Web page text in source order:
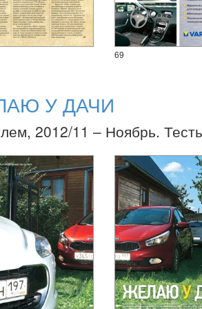
69
У ДАЧИ
2012/11 – Ноябрь.